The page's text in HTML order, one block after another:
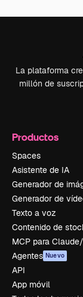
La plataforma
millón de
Productos
Spaces
Asistente de IA
Generador de
Generador de
Texto a voz
Contenido de
MCP para
Agentes Nuevo
API
App móvil